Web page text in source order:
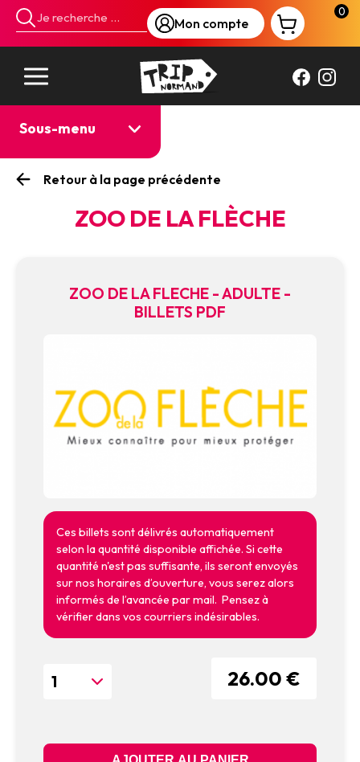
Mon compte
0
Sous-menu
Retour à la page précédente
ZOO DE LA FLÈCHE
ZOO DE LA FLECHE - ADULTE -
BILLETS PDF
Ces billets sont délivrés automatiquement
selon la quantité disponible affichée. Si cette
quantité n'est pas suffisante, ils seront envoyés
sur nos horaires d’ouverture, vous serez alors
informés de l’avancée par mail. Pensez à
vérifier dans vos courriers indésirables.
26.00 €
Panneau de gestion des cookies